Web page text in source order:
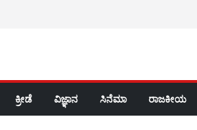
ಕ್ರೀಡೆ ವಿಜ್ಞಾನ ಸಿನೆಮಾ ರಾಜಕೀಯ